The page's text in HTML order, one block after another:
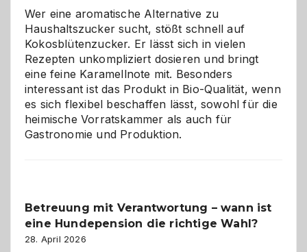
Wer eine aromatische Alternative zu
Haushaltszucker sucht, stößt schnell auf
Kokosblütenzucker. Er lässt sich in vielen
Rezepten unkompliziert dosieren und bringt
eine feine Karamellnote mit. Besonders
interessant ist das Produkt in Bio-Qualität, wenn
es sich flexibel beschaffen lässt, sowohl für die
heimische Vorratskammer als auch für
Gastronomie und Produktion.
Betreuung mit Verantwortung – wann ist
eine Hundepension die richtige Wahl?
28. April 2026